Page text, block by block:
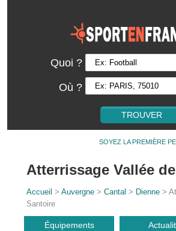
Quoi ?
Où ?
SOYEZ LA PREMIÈRE
Atterrissage Vallée
Accueil >Auvergne >Cantal > Dienne >
Santoire
Équipements